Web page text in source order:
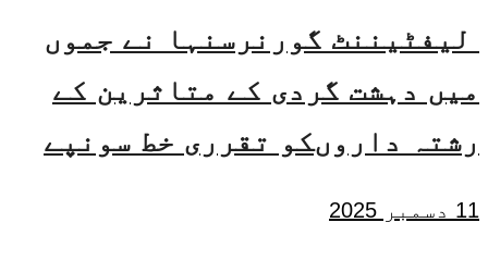
لیفٹیننٹ گورنرسنہا نے جموں
میں دہشت گردی کے متاثرین کے
رشتہ داروںکو تقرری خط سونپے
11 دسمبر 2025